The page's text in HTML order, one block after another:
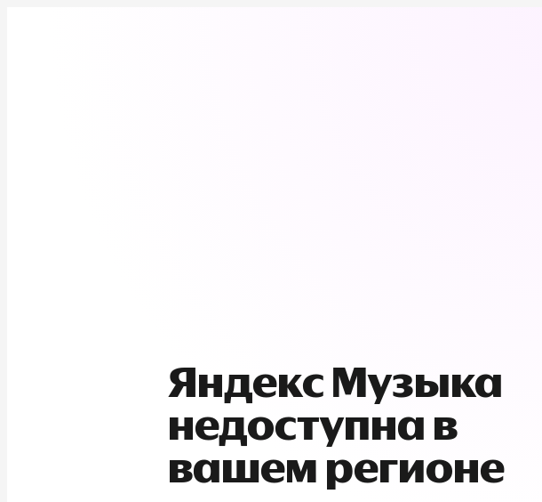
Яндекс Музыка
недоступна в
вашем регионе